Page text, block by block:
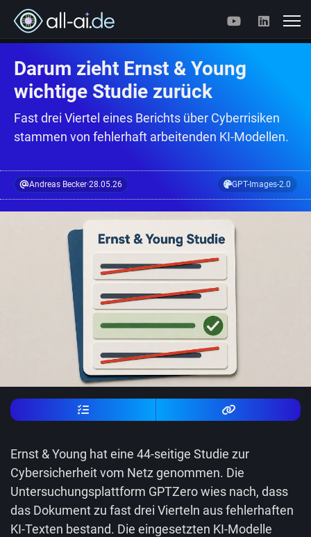
Darum zieht Ernst & Young
wichtige Studie zurück
Fast drei Viertel eines Berichts über Cyberrisiken
stammen von fehlerhaft arbeitenden KI-Modellen.
Andreas Becker·28.05.26 GPT-Images-2.0
Ernst & Young hat eine 44-seitige Studie zur
Cybersicherheit vom Netz genommen. Die
Untersuchungsplattform GPTZero wies nach, dass
das Dokument zu fast drei Vierteln aus fehlerhaften
KI-Texten bestand. Die eingesetzten KI-Modelle